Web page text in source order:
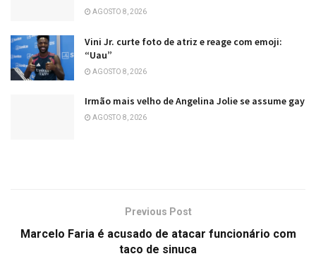
AGOSTO 8, 2026
Vini Jr. curte foto de atriz e reage com emoji:
“Uau”
AGOSTO 8, 2026
Irmão mais velho de Angelina Jolie se assume gay
AGOSTO 8, 2026
Previous Post
Marcelo Faria é acusado de atacar funcionário com
taco de sinuca